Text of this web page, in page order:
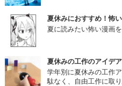
夏休みにおすすめ！怖
夏に読みたい怖い漫画
夏休みの工作のアイデ
学年別に夏休みの工作
駄なく、自由工作に取り